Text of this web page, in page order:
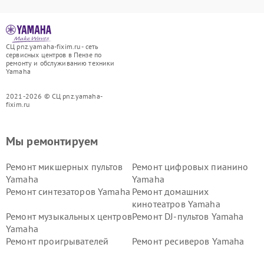
СЦ pnz.yamaha-fixim.ru - сеть
сервисных центров в Пензе по
ремонту и обслуживанию техники
Yamaha
2021-2026 © СЦ pnz.yamaha-
fixim.ru
Мы ремонтируем
Ремонт микшерных пультов
Yamaha
Ремонт цифровых пианино
Yamaha
Ремонт синтезаторов Yamaha Ремонт домашних
кинотеатров Yamaha
Ремонт музыкальных центров
Yamaha
Ремонт DJ-пультов Yamaha
Ремонт проигрывателей
Ремонт ресиверов Yamaha